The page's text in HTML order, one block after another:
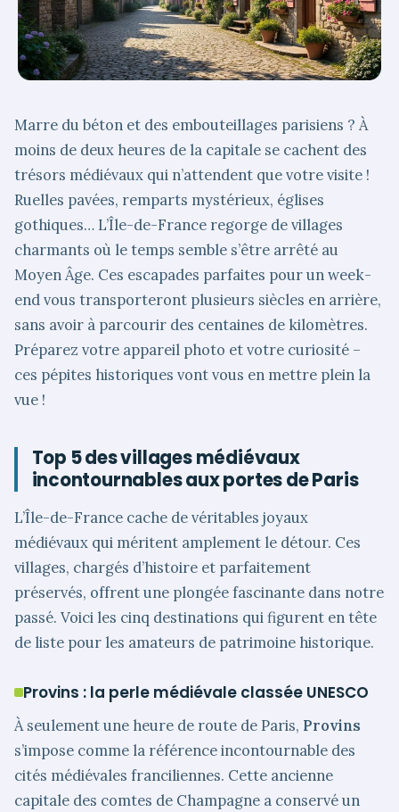
Marre du béton et des embouteillages parisiens ? À
moins de deux heures de la capitale se cachent des
trésors médiévaux qui n’attendent que votre visite !
Ruelles pavées, remparts mystérieux, églises
gothiques… L’Île-de-France regorge de villages
charmants où le temps semble s’être arrêté au
Moyen Âge. Ces escapades parfaites pour un week-
end vous transporteront plusieurs siècles en arrière,
sans avoir à parcourir des centaines de kilomètres.
Préparez votre appareil photo et votre curiosité –
ces pépites historiques vont vous en mettre plein la
vue !
Top 5 des villages médiévaux
incontournables aux portes de Paris
L’Île-de-France cache de véritables joyaux
médiévaux qui méritent amplement le détour. Ces
villages, chargés d’histoire et parfaitement
préservés, offrent une plongée fascinante dans notre
passé. Voici les cinq destinations qui figurent en tête
de liste pour les amateurs de patrimoine historique.
Provins : la perle médiévale classée UNESCO
À seulement une heure de route de Paris, Provins
s’impose comme la référence incontournable des
cités médiévales franciliennes. Cette ancienne
capitale des comtes de Champagne a conservé un